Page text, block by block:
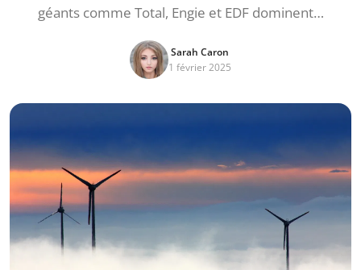
géants comme Total, Engie et EDF dominent…
Sarah Caron
1 février 2025